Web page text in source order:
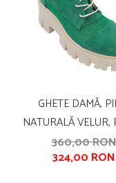
GHETE DAMĂ,
NATURALĂ VELUR,
TALPĂ UȘOARĂ,
CRAMPOANE MARI,
360,00 RON
324,00 RON